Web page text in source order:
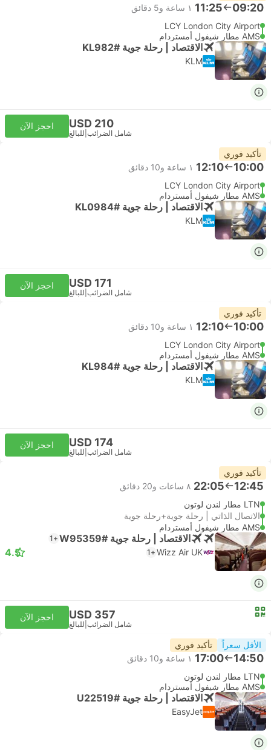
09:20
11:25 ١ ساعة و‫5 دقائق
LCY London City Airport
AMS مطار شيفول أمستردام
الاقتصاد | رحلة جوية #KL982
KLM
USD 210
شامل الضرائب للبالغ
احجز الآن
تأكيد فوري
10:00
12:10 ١ ساعة و‫10 دقائق
LCY London City Airport
AMS مطار شيفول أمستردام
الاقتصاد | رحلة جوية #KL0984
KLM
USD 171
شامل الضرائب للبالغ
احجز الآن
تأكيد فوري
10:00
12:10 ١ ساعة و‫10 دقائق
LCY London City Airport
AMS مطار شيفول أمستردام
الاقتصاد | رحلة جوية #KL984
KLM
USD 174
شامل الضرائب للبالغ
احجز الآن
تأكيد فوري
12:45
22:05 ٨ ساعات و‫20 دقائق
LTN مطار لندن لوتون
الاتصال الذاتي | رحلة جوية+رحلة جوية
AMS مطار شيفول أمستردام
الاقتصاد | رحلة جوية #W95359 +1
Wizz Air UK
+1
4.5
USD 357
شامل الضرائب للبالغ
احجز الآن
الأقل سعراً تأكيد فوري
14:50
17:00 ١ ساعة و‫10 دقائق
LTN مطار لندن لوتون
AMS مطار شيفول أمستردام
الاقتصاد | رحلة جوية #U22519
EasyJet